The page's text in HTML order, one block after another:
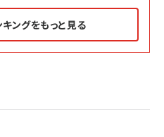
ングをもっと見る
げたプロが教える note×AI 最強の
)2026/07/01号 No.2501[魅せる
ル 企業価値向上力の秘密